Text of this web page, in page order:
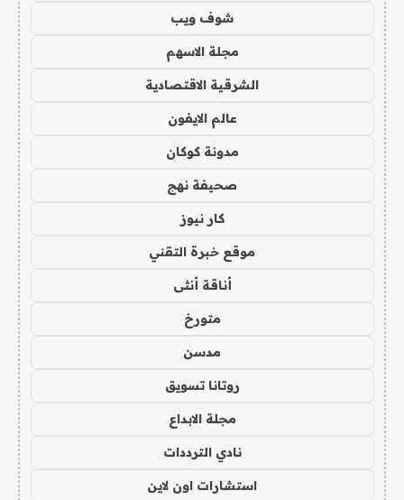
شوف ويب
مجلة الاسهم
الشرقية الاقتصادية
عالم الايفون
مدونة كوكان
صحيفة نهج
كار نيوز
موقع خبرة التقني
أناقة أنثى
متورخ
مدسن
روتانا تسويق
مجلة الابداع
نادي الترددات
استشارات اون لاين